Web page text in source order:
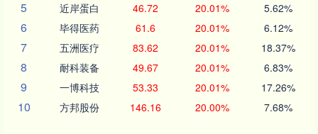
5 近岸蛋白 46.72 20.01% 5.62%
6 毕得医药 61.6 20.01% 6.12%
7 五洲医疗 83.62 20.01% 18.37%
8 耐科装备 49.67 20.01% 6.83%
9 一博科技 53.33 20.01% 17.26%
10 方邦股份 146.16 20.00% 7.68%